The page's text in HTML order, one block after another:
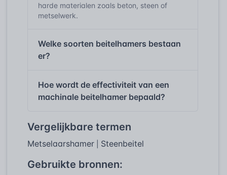
harde materialen zoals beton, steen of
metselwerk.
Welke soorten beitelhamers bestaan
er?
Hoe wordt de effectiviteit van een
machinale beitelhamer bepaald?
Vergelijkbare termen
Metselaarshamer Steenbeitel
Gebruikte bronnen: